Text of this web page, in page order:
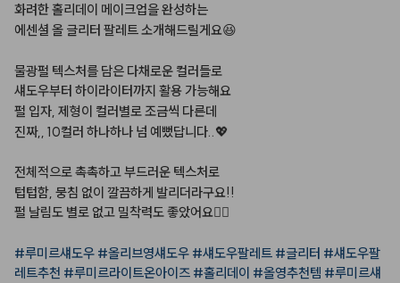
화려한홀리데이 메이크업을완성하는
에센셜 올 글리터 팔레트소개해드릴게요😆⠀
물광펄 텍스처를 담은 다채로운 컬러들로⠀
섀도우부터 하이라이터까지 활용 가능해요⠀
펄 입자, 제형이 컬러별로조금씩 다른데⠀
진짜,, 10컬러 하나하나 넘 예뻤답니다..💖⠀
전체적으로촉촉하고부드러운 텍스처로
텁텁함, 뭉침 없이 깔끔하게 발리더라구요!!
펄 날림도 별로 없고 밀착력도좋았어요👍🏻⠀
#루미르섀도우 #올리브영섀도우 #섀도우팔레트 #글리터 #섀도우팔
레트추천 #루미르라이트온아이즈 #홀리데이 #올영추천템 #루미르섀